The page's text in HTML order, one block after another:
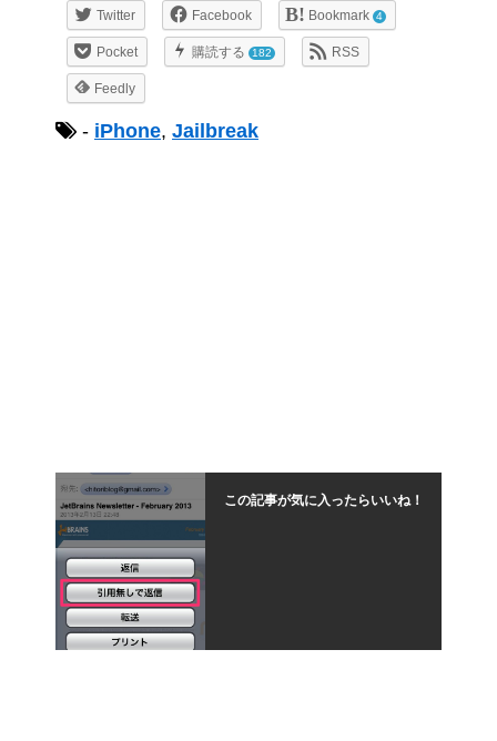
Twitter Facebook Bookmark 4
Pocket 購読する 182 RSS
Feedly
- iPhone, Jailbreak
この記事が気に入ったらいいね！